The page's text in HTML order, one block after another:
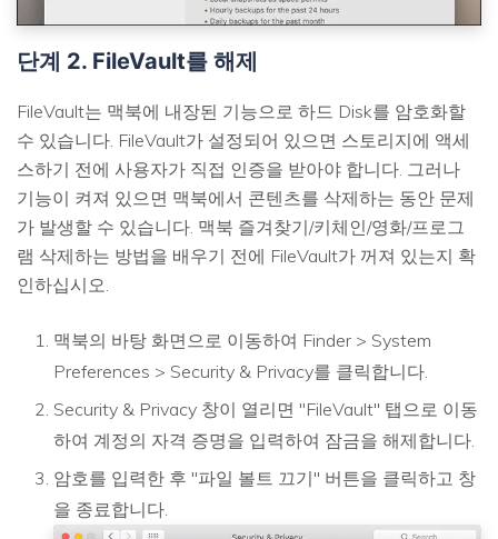
단계 2. FileVault를 해제
FileVault는 맥북에 내장된 기능으로 하드 Disk를 암호화할
수 있습니다. FileVault가 설정되어 있으면 스토리지에 액세
스하기 전에 사용자가 직접 인증을 받아야 합니다. 그러나
기능이 켜져 있으면 맥북에서 콘텐츠를 삭제하는 동안 문제
가 발생할 수 있습니다. 맥북 즐겨찾기/키체인/영화/프로그
램 삭제하는 방법을 배우기 전에 FileVault가 꺼져 있는지 확
인하십시오.
맥북의 바탕 화면으로 이동하여 Finder > System
Preferences > Security & Privacy를 클릭합니다.
Security & Privacy 창이 열리면 "FileVault" 탭으로 이동
하여 계정의 자격 증명을 입력하여 잠금을 해제합니다.
암호를 입력한 후 "파일 볼트 끄기" 버튼을 클릭하고 창
을 종료합니다.